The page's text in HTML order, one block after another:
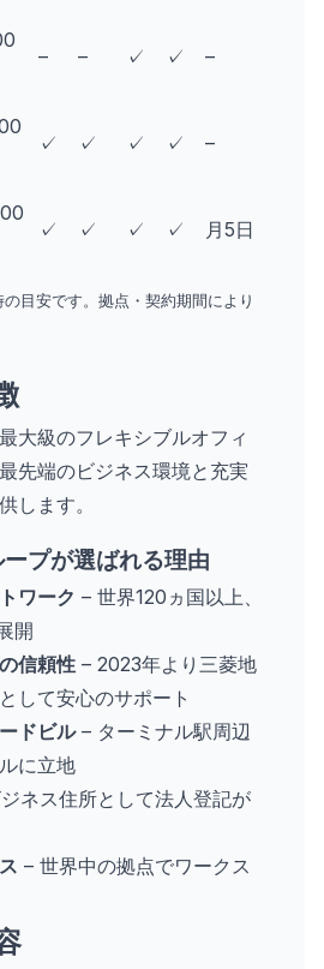
– – ✓ ✓ –
✓ ✓ ✓ ✓ –
✓ ✓ ✓ ✓ 月5日
目安です。拠点・契約期間により
大級のフレキシブルオフィ
先端のビジネス環境と充実
します。
プが選ばれる理由
ワーク – 世界120ヵ国以上、
開
信頼性 – 2023年より三菱地
して安心のサポート
ドビル– ターミナル駅周辺
に立地
ネス住所として法人登記が
– 世界中の拠点でワークス